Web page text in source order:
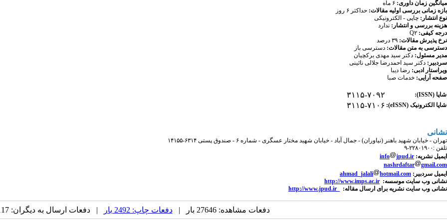
میانگین زمان داوری: ۶ ماه
بازه زمانی بررسی اولیه مقالات: حداکثر ۶ روز
نوع انتشار: چاپی - الکترونیکی
هزینه بررسی و انتشار: ندارد
درجه کیفی:
نرخ پذیرش مقالات:
دسترسی به متن مقالات: دسترسی باز
مدیر مسئول: دکتر سید مهدی برکچیان
سردبیر: دکتر سید احمدرضا جلالی نائینی
ویراستار ادبی: رضا دیبا
صفحه آرایی: خدمات صبا
شاپا (ISSN): ۳۱۱۵-۷۰۹۲
شاپا الکترونیک (eISSN): ۳۱۱۵-۷۱۰۶
نشانی
تهران - خیابان شهید باهنر (نیاوران) - جمال آباد - خیابان شهید مختار عسگری - شماره ۶ - صندوق پستی ۶۳۱۴-۱۴۱۵۵
تلفن :۲۲۸۰۱۹۰۰-۹
ایمیل نشریه:
info
jpud.ir
nashrdaftar
gmail.com
ایمیل سردبیر:
ahmad_jalali
hotmail.com
نشانی وب سایت موسسه: http://www.imps.ac.ir
نشانی وب سایت نشریه برای ارسال مقاله:
http://www.jpud.ir
دفعات مشاهده: 27646 بار | دفعات چاپ: 2492 بار | دفعات ارسال به دیگران: 117 بار |